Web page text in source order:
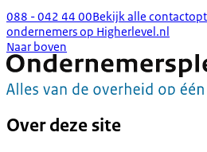
088 - 042 44 00Bekijk alle
ondernemers op Higherlevel.nl
Naar boven
Over deze site